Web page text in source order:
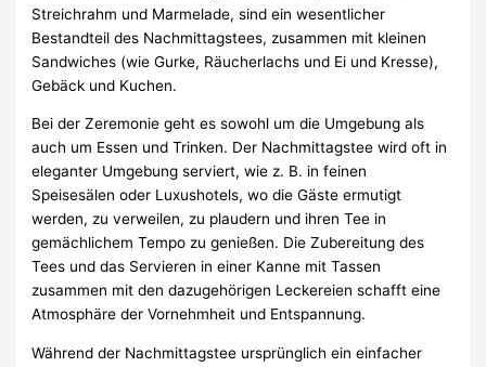
Streichrahm und Marmelade, sind ein wesentlicher
Bestandteil des Nachmittagstees, zusammen mit kleinen
Sandwiches (wie Gurke, Räucherlachs und Ei und Kresse),
Gebäck und Kuchen.
Bei der Zeremonie geht es sowohl um die Umgebung als
auch um Essen und Trinken. Der Nachmittagstee wird oft in
eleganter Umgebung serviert, wie z. B. in feinen
Speisesälen oder Luxushotels, wo die Gäste ermutigt
werden, zu verweilen, zu plaudern und ihren Tee in
gemächlichem Tempo zu genießen. Die Zubereitung des
Tees und das Servieren in einer Kanne mit Tassen
zusammen mit den dazugehörigen Leckereien schafft eine
Atmosphäre der Vornehmheit und Entspannung.
Während der Nachmittagstee ursprünglich ein einfacher